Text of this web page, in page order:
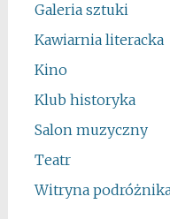
Galeria sztuki
Kawiarnia literacka
Kino
Klub historyka
Salon muzyczny
Teatr
Witryna